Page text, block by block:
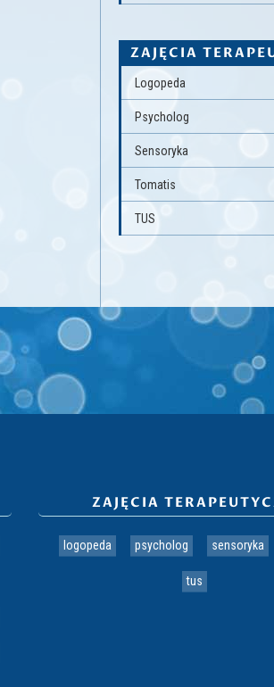
ZAJĘCIA
Logopeda
Psycholog
Sensoryka
Tomatis
TUS
ZAJĘCIA
logopeda psycholog sensoryka
tus